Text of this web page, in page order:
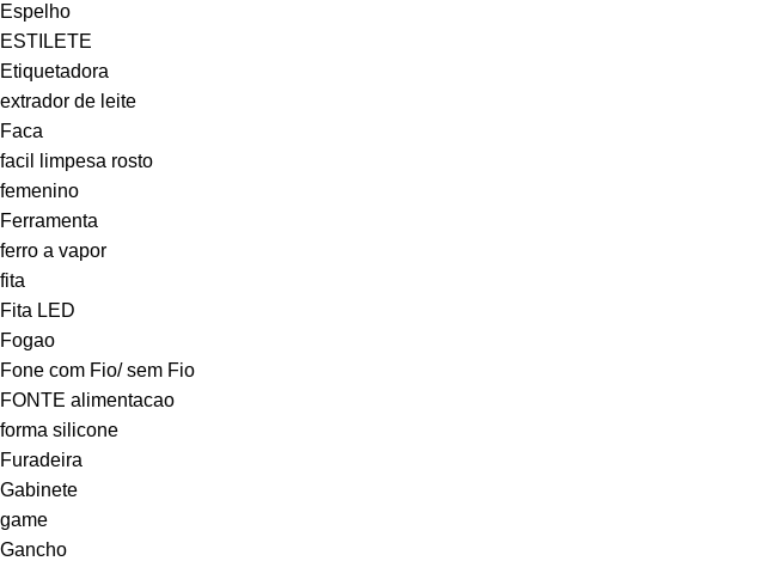
Espelho
ESTILETE
Etiquetadora
extrador de leite
Faca
facil limpesa rosto
femenino
Ferramenta
ferro a vapor
fita
Fita LED
Fogao
Fone com Fio/ sem Fio
FONTE alimentacao
forma silicone
Furadeira
Gabinete
game
Gancho